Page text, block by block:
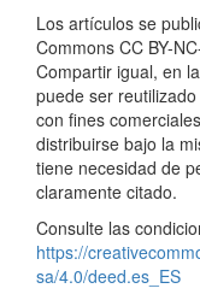
Los artículos se
Commons CC BY-
Compartir igual, en
puede ser
con fines
distribuirse bajo la
tiene necesidad de
claramente citado.
Consulte las
https://
sa/4.0/deed.es_ES